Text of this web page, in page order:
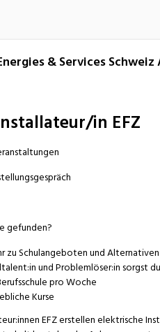
& Services Schweiz
in EFZ
gefunden?
zu Schulangeboten und Alternativen
und Problemlöser:in sorgst
pro Woche
Kurse
EFZ erstellen elektrische